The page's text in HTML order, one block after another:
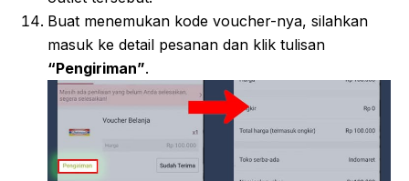
Buat menemukan kode voucher-nya, silahkan
masuk ke detail pesanan dan klik tulisan
“Pengiriman”.